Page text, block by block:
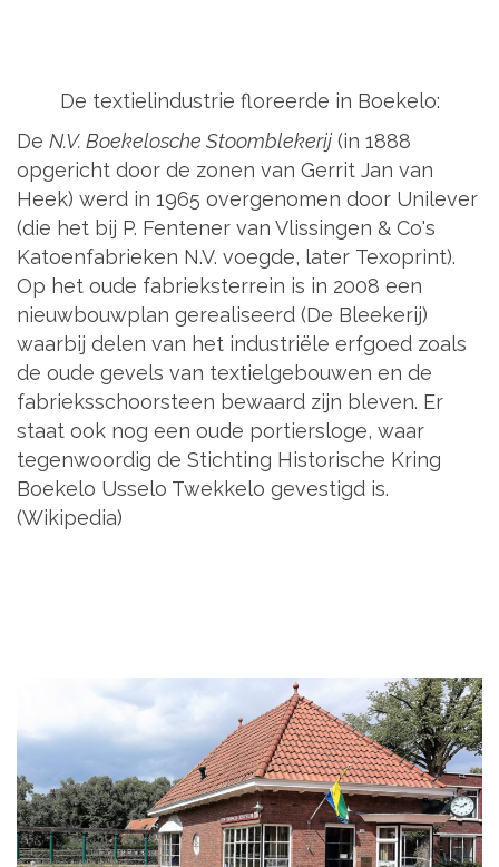
De textielindustrie floreerde in Boekelo:
De N.V. Boekelosche Stoomblekerij(in 1888
opgericht door de zonen van Gerrit Jan van
Heek) werd in 1965 overgenomen door Unilever
(die het bij P. Fentener van Vlissingen & Co's
Katoenfabrieken N.V. voegde, later Texoprint).
Op het oude fabrieksterrein is in 2008 een
nieuwbouwplan gerealiseerd (De Bleekerij)
waarbij delen van het industriële erfgoed zoals
de oude gevels van textielgebouwen en de
fabrieksschoorsteen bewaard zijn bleven. Er
staat ook nog een oude portiersloge, waar
tegenwoordig de Stichting Historische Kring
Boekelo Usselo Twekkelo gevestigd is.
(Wikipedia)